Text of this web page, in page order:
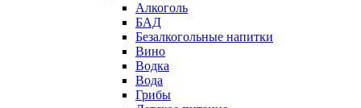
Алкоголь
БАД
Безалкогольные напитки
Вино
Водка
Вода
Грибы